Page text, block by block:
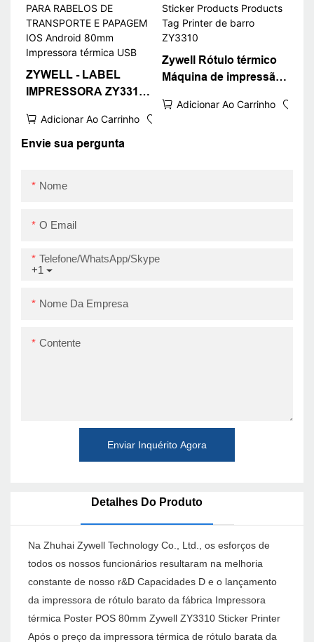
de barras barata USB
ZYWELL - LABEL
IMPRESSORA ZY3310
TRANSPORTE E
PAPAGEM IOS Android
Adicionar Ao Carrinho
Zywell Rótulo térmico
Máquina de impressão
Products Tag Printer de
Adicionar Ao Carrinho
Envie sua pergunta
Nome
O Email
+1
Telefone/WhatsApp/Skype
Nome Da Empresa
Contente
Enviar Inquérito Agora
Detalhes Do Produto
Na Zhuhai Zywell Technology Co., Ltd., os esforços de
todos os nossos funcionários resultaram na melhoria
constante de nosso r&D Capacidades D e o lançamento
da impressora de rótulo barato da fábrica Impressora
térmica Poster POS 80mm Zywell ZY3310 Sticker Printer
Após o preço da impressora térmica de rótulo barata da